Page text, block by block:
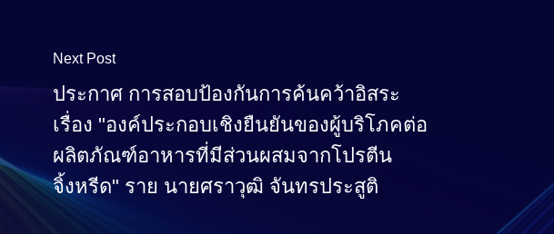
Next Post
ประกาศ การสอบป้องกันการค้นคว้าอิสระ
เรื่อง "องค์ประกอบเชิงยืนยันของผู้บริโภคต่อ
ผลิตภัณฑ์อาหารที่มีส่วนผสมจากโปรตีน
จิ้งหรีด" ราย นายศราวุฒิ จันทรประสูติ